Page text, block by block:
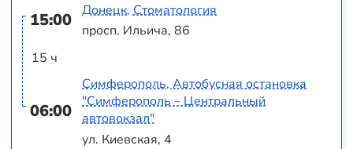
15:00
15 ч
06:00
Донецк, Стоматология
просп. Ильича, 86
Симферополь, Автобусная остановка
"Симферополь – Центральный
автовокзал"
ул. Киевская, 4